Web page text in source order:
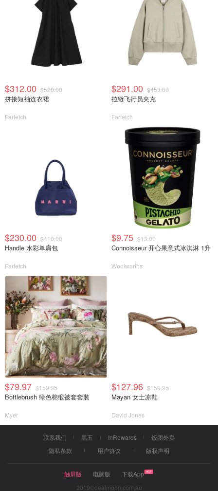
$312.00 $520.00
拼接短袖连衣裙
Farfetch
$291.00 $453.00
拉链飞行员夹克
Farfetch
$230.00 $410.00
Handle 水彩单肩包
Farfetch
$9.75 $13.00
Connoisseur 开心果意式冰淇淋 1升
Woolworths
$79.97 $159.95
Bottlebrush 绿色棉缎被套套装
Myer
$127.96 $159.95
Mayan 女士凉鞋
David Jones
联系我们 黑五 InRewards
饭团外卖
隐私条款
用户协议 版权声明
触屏版 电脑版
下载App
2019©dealmoon.com.au